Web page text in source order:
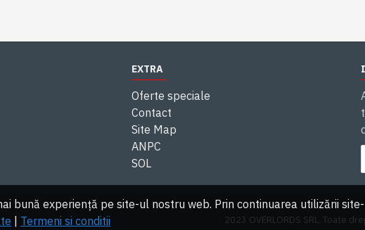
EXTRA
Oferte speciale
Contact
Site Map
ANPC
SOL
2023 OVERLORDS SRL. Toate
bună experiență pe site-ul nostru web. Prin continuarea utilizării
Termeni si conditii